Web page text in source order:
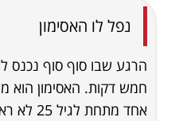
נפל לו האסימון
הרגע שבו סוף סוף נכנס
חמש דקות. האסימון הוא
אחד